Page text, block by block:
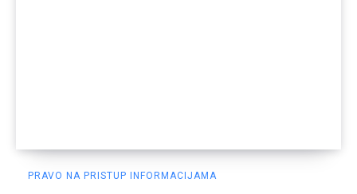
PRAVO NA PRISTUP INFORMACIJAMA